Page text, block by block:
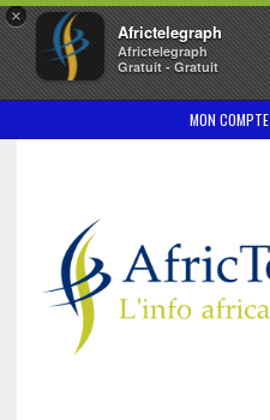
×
Africtelegraph
Africtelegraph
Gratuit - Gratuit
MON COMPTE